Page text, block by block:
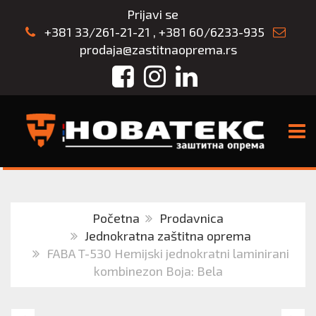
Prijavi se
+381 33/261-21-21 , +381 60/6233-935
prodaja@zastitnaoprema.rs
FacebookInstagram
LinkedIn
Početna
Prodavnica
Jednokratna zaštitna oprema
FABA T-530 Hemijski jednokratni laminirani
kombinezon Boja: Bela